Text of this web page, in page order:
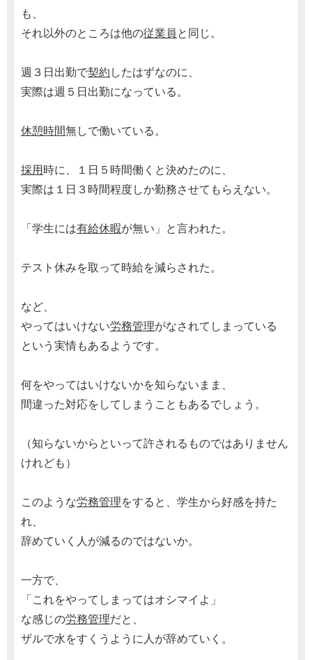
も、
それ以外のところは他の従業員 と同じ。
週３日出勤で契約 したはずなのに、
実際は週５日出勤になっている。
休憩時間無しで働いている。
採用時に、１日５時間働くと決めたのに、
実際は１日３時間程度しか勤務させてもらえない。
「学生には有給休暇が無い」と言われた。
テスト休みを取って時給を減らされた。
など、
やってはいけない労務管理がなされてしまっている
という実情もあるようです。
何をやってはいけないかを知らないまま、
間違った対応をしてしまうこともあるでしょう。
（知らないからといって許されるものではありません
けれども）
このような労務管理をすると、学生から好感を持た
れ、
辞めていく人が減るのではないか。
一方で、
「これをやってしまってはオシマイよ」
な感じの労務管理だと、
ザルで水をすくうように人が辞めていく。